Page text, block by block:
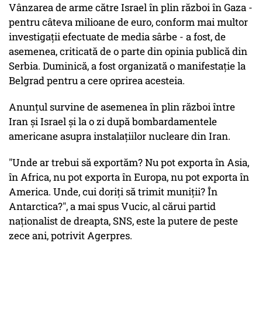
Vânzarea de arme către Israel în plin război în Gaza -
pentru câteva milioane de euro, conform mai multor
investigaţii efectuate de media sârbe - a fost, de
asemenea, criticată de o parte din opinia publică din
Serbia. Duminică, a fost organizată o manifestaţie la
Belgrad pentru a cere oprirea acesteia.
Anunţul survine de asemenea în plin război între
Iran şi Israel şi la o zi după bombardamentele
americane asupra instalaţiilor nucleare din Iran.
"Unde ar trebui să exportăm? Nu pot exporta în Asia,
în Africa, nu pot exporta în Europa, nu pot exporta în
America. Unde, cui doriţi să trimit muniţii? În
Antarctica?", a mai spus Vucic, al cărui partid
naţionalist de dreapta, SNS, este la putere de peste
zece ani, potrivit Agerpres.